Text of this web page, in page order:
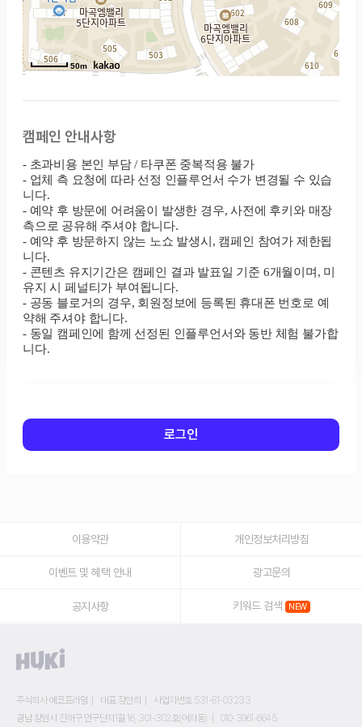
50m
캠페인 안내사항
로그인
이용약관 개인정보처리방침
이벤트 및 혜택 안내 광고문의
공지사항 키워드 검색
주식회사 에코프라임 대표 장현희
사업자번호 531-81-03233
경남 창원시 진해구 연구단지1길 16, 301-302호(여좌동)
010-3961-6645